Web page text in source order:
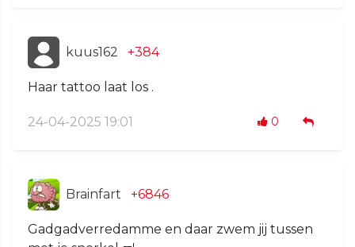
kuus162 +384
Haar tattoo laat los .
24-04-2025 19:01 0
Brainfart +6846
Gadgadverredamme en daar zwem jij tussen